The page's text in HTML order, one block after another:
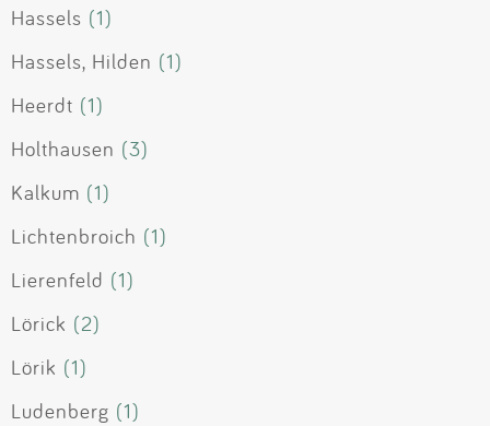
Hassels (1)
Hassels, Hilden (1)
Heerdt (1)
Holthausen (3)
Kalkum (1)
Lichtenbroich (1)
Lierenfeld (1)
Lörick (2)
Lörik (1)
Ludenberg (1)